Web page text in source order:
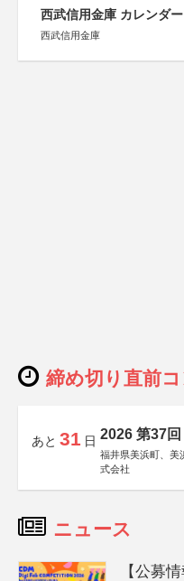
西武信用金庫 カレンダ
西武信用金庫
締め切り直前
あと 31 日 2026 第37
福井県美浜町、美
式会社
ニュース
【公募